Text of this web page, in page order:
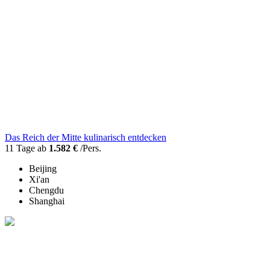
Das Reich der Mitte kulinarisch entdecken
11 Tage ab 1.582 € /Pers.
Beijing
Xi'an
Chengdu
Shanghai